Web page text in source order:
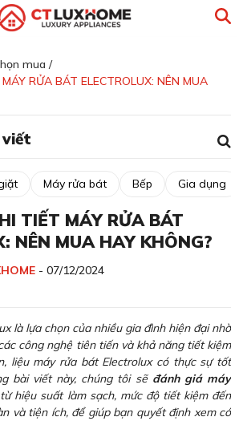
mua /
RỬA BÁT ELECTROLUX: NÊN MUA
viết
Máy rửa bát Bếp Gia dụng
TIẾT MÁY RỬA BÁT
NÊN MUA HAY KHÔNG?
- 07/12/2024
là lựa chọn của nhiều gia đình hiện đại nhờ
công nghệ tiên tiến và khả năng tiết kiệm
liệu máy rửa bát Electrolux có thực sự tốt
bài viết này, chúng tôi sẽ đánh giá máy
hiệu suất làm sạch, mức độ tiết kiệm đến
và tiện ích, để giúp bạn quyết định xem có